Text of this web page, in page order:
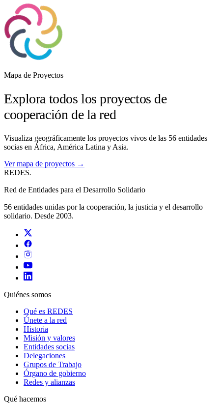
Mapa de Proyectos
Explora todos los proyectos de
cooperación de la red
Visualiza geográficamente los proyectos vivos de las 56 entidades
socias en África, América Latina y Asia.
Ver mapa de proyectos →
REDES.
Red de Entidades para el Desarrollo Solidario
56 entidades unidas por la cooperación, la justicia y el desarrollo
solidario. Desde 2003.
Quiénes somos
Qué es REDES
Únete a la red
Historia
Misión y valores
Entidades socias
Delegaciones
Grupos de Trabajo
Órgano de gobierno
Redes y alianzas
Qué hacemos